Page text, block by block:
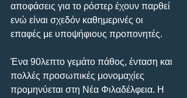
αποφάσεις για το ρόστερ έχουν παρθεί
ενώ είναι σχεδόν καθημερινές οι
επαφές με υποψήφιους προπονητές.
Ένα 90λεπτο γεμάτο πάθος, ένταση και
πολλές προσωπικές μονομαχίες
προμηνύεται στη Νέα Φιλαδέλφεια. Η